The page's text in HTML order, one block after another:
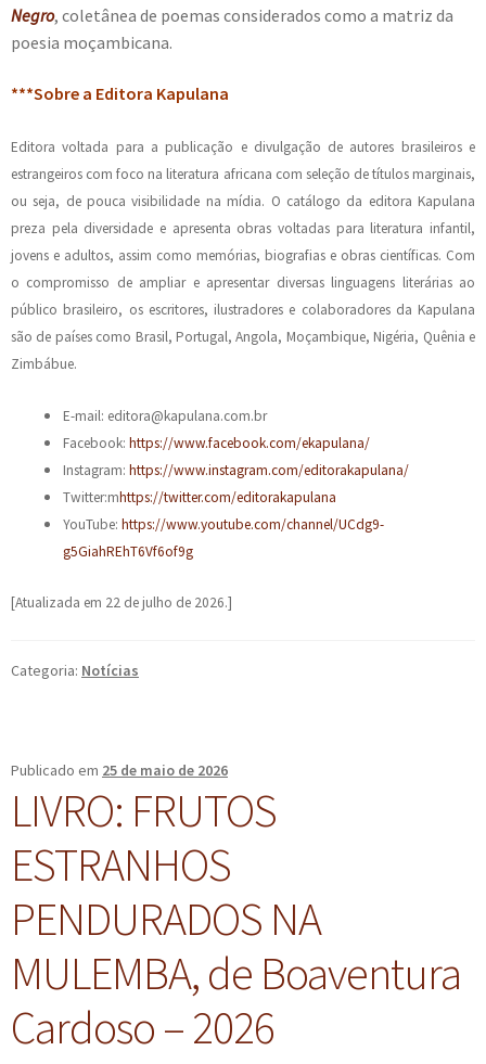
Negro, coletânea de poemas considerados como a matriz da
poesia moçambicana.
***Sobre a Editora Kapulana
Editora voltada para a publicação e divulgação de autores brasileiros e
estrangeiros com foco na literatura africana com seleção de títulos marginais,
ou seja, de pouca visibilidade na mídia. O catálogo da editora Kapulana
preza pela diversidade e apresenta obras voltadas para literatura infantil,
jovens e adultos, assim como memórias, biografias e obras científicas. Com
o compromisso de ampliar e apresentar diversas linguagens literárias ao
público brasileiro, os escritores, ilustradores e colaboradores da Kapulana
são de países como Brasil, Portugal, Angola, Moçambique, Nigéria, Quênia e
Zimbábue.
E-mail: editora@kapulana.com.br
Facebook: https://www.facebook.com/ekapulana/
Instagram: https://www.instagram.com/editorakapulana/
Twitter:mhttps://twitter.com/editorakapulana
YouTube: https://www.youtube.com/channel/UCdg9-
g5GiahREhT6Vf6of9g
[Atualizada em 22 de julho de 2026.]
Categoria: Notícias
Publicado em 25 de maio de 2026
LIVRO: FRUTOS
ESTRANHOS
PENDURADOS NA
MULEMBA, de Boaventura
Cardoso – 2026